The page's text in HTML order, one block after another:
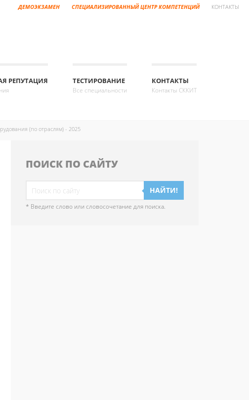
ДЕМОЭКЗАМЕН СПЕЦИАЛИЗИРОВАННЫЙ ЦЕНТР КОМПЕТЕНЦИЙ КОНТАКТЫ
РЕПУТАЦИЯ ТЕСТИРОВАНИЕ
Все специальности
КОНТАКТЫ
Контакты СККИТ
(по отраслям) - 2025
ПОИСК ПО САЙТУ
НАЙТИ!
* Введите слово или словосочетание для поиска.